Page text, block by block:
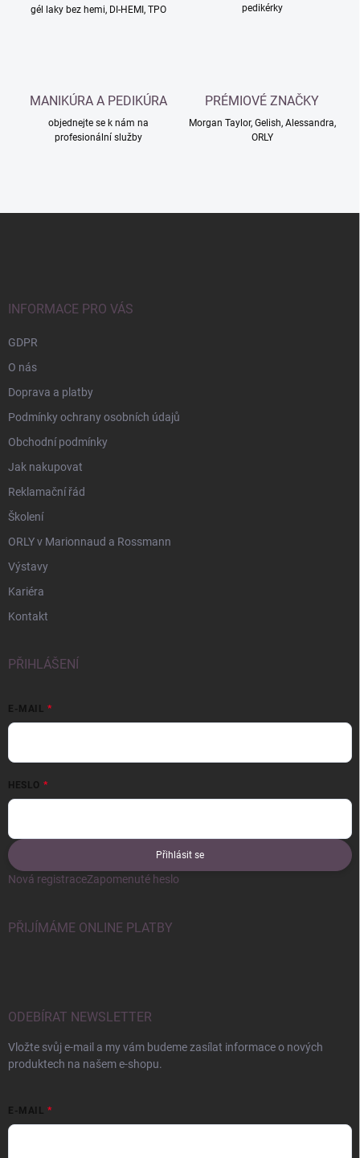
gél laky bez hemi, DI-HEMI, TPO
pedikérky
MANIKÚRA A PEDIKÚRA
objednejte se k nám na
profesionální služby
PRÉMIOVÉ ZNAČKY
Morgan Taylor, Gelish, Alessandra,
ORLY
INFORMACE PRO VÁS
GDPR
O nás
Doprava a platby
Podmínky ochrany osobních údajů
Obchodní podmínky
Jak nakupovat
Reklamační řád
Školení
ORLY v Marionnaud a Rossmann
Výstavy
Kariéra
Kontakt
PŘIHLÁŠENÍ
E-MAIL
HESLO
Přihlásit se
Nová registraceZapomenuté heslo
PŘIJÍMÁME ONLINE PLATBY
ODEBÍRAT NEWSLETTER
Vložte svůj e-mail a my vám budeme zasílat informace o nových
produktech na našem e-shopu.
E-MAIL